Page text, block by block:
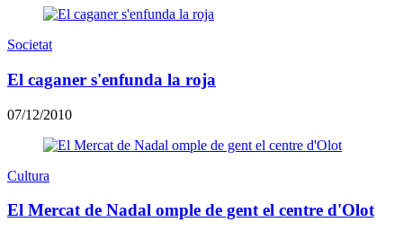
Societat
El caganer s'enfunda la roja
07/12/2010
Cultura
El Mercat de Nadal omple de gent el centre d'Olot